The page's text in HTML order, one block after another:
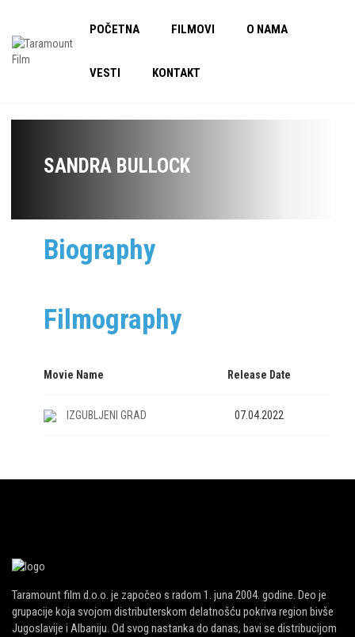
POČETNA FILMOVI O NAMA
VESTI KONTAKT
SANDRA BULLOCK
Biography
Filmography
Movie Name Release Date
IZGUBLJENI GRAD 07.04.2022
Taramount film d.o.o. je započeo s radom 1. juna 2004. godine. Deo je
grupacije koja svojom distributerskom delatnošću pokriva region bivše
Jugoslavije i Albaniju. Od svog nastanka do danas, bavi se distribucijom